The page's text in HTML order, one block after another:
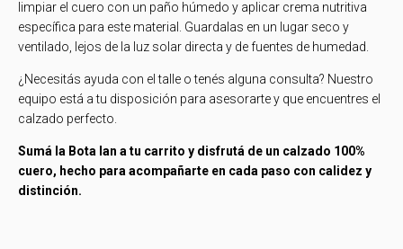
limpiar el cuero con un paño húmedo y aplicar crema nutritiva
específica para este material. Guardalas en un lugar seco y
ventilado, lejos de la luz solar directa y de fuentes de humedad.
¿Necesitás ayuda con el talle o tenés alguna consulta? Nuestro
equipo está a tu disposición para asesorarte y que encuentres el
calzado perfecto.
Sumá la Bota Ian a tu carrito y disfrutá de un calzado 100%
cuero, hecho para acompañarte en cada paso con calidez y
distinción.